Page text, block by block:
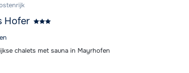
Hofer
chalets met sauna in Mayrhofen